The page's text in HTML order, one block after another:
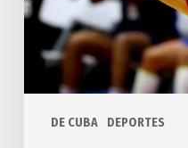
DE CUBA DEPORTES
los
Juegos
Centroamericano